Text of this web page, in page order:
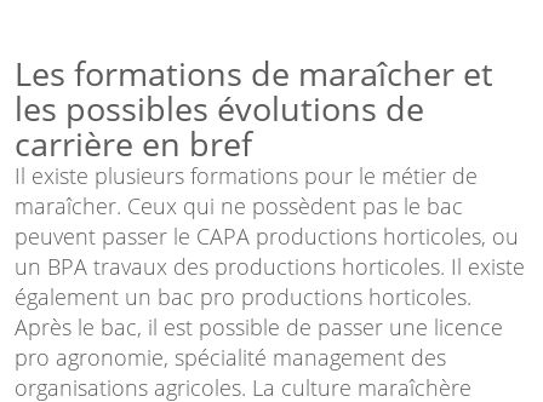
Les formations de maraîcher et
les possibles évolutions de
carrière en bref
Il existe plusieurs formations pour le métier de
maraîcher. Ceux qui ne possèdent pas le bac
peuvent passer le CAPA productions horticoles, ou
un BPA travaux des productions horticoles. Il existe
également un bac pro productions horticoles.
Après le bac, il est possible de passer une licence
pro agronomie, spécialité management des
organisations agricoles. La culture maraîchère